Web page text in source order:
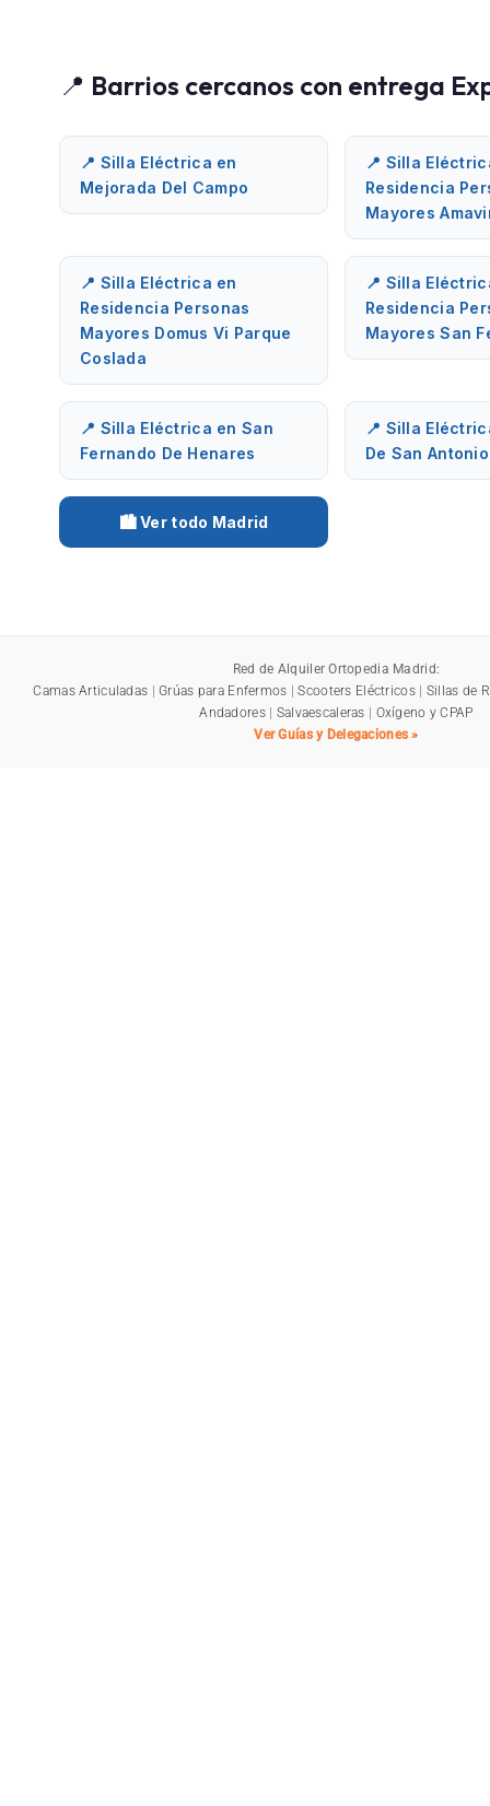
📍 Barrios cercanos con entrega
📍 Silla Eléctrica en
Mejorada Del Campo
📍 Silla
Residencia
Mayores
📍 Silla Eléctrica en
Residencia Personas
Mayores Domus Vi Parque
Coslada
📍 Silla
Residencia
Mayores San
📍 Silla Eléctrica en San
Fernando De Henares
📍 Silla
De San Antonio
🏙️ Ver todo Madrid
Red de Alquiler Ortopedia Madrid:
Camas Articuladas |Grúas para Enfermos |Scooters Eléctricos| Sillas de
Andadores| Salvaescaleras | Oxígeno y CPAP
Ver Guías y Delegaciones »